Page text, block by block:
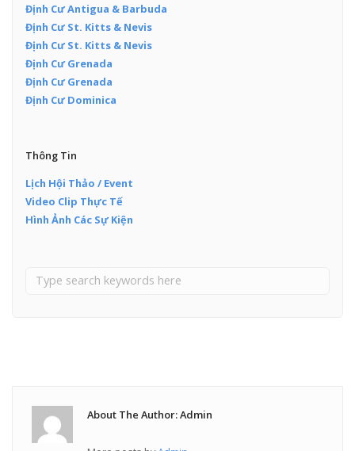
Định Cư Antigua & Barbuda
Định Cư St. Kitts & Nevis
Định Cư St. Kitts & Nevis
Định Cư Grenada
Định Cư Grenada
Định Cư Dominica
Thông Tin
Lịch Hội Thảo / Event
Video Clip Thực Tế
Hình Ảnh Các Sự Kiện
About The Author: Admin